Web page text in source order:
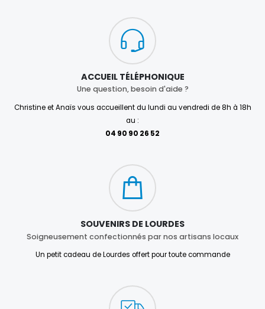
ACCUEIL TÉLÉPHONIQUE
Une question, besoin d'aide ?
Christine et Anaïs vous accueillent du lundi au vendredi de 8h à 18h
au :
04 90 90 26 52
SOUVENIRS DE LOURDES
Soigneusement confectionnés par nos artisans locaux
Un petit cadeau de Lourdes offert pour toute commande